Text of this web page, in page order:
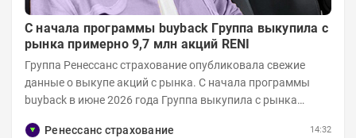
С начала программы buyback Группа выкупила с
рынка примерно 9,7 млн акций RENI
Группа Ренессанс страхование опубликовала свежие
данные о выкупе акций с рынка. C начала программы
buyback в июне 2026 года Группа выкупила с рынка
Ренессанс страхование
14:32